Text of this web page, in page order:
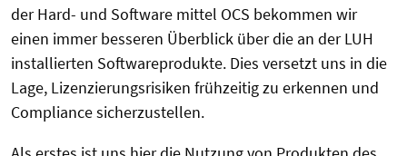
der Hard- und Software mittel OCS bekommen wir
einen immer besseren Überblick über die an der LUH
installierten Softwareprodukte. Dies versetzt uns in die
Lage, Lizenzierungsrisiken frühzeitig zu erkennen und
Compliance sicherzustellen.